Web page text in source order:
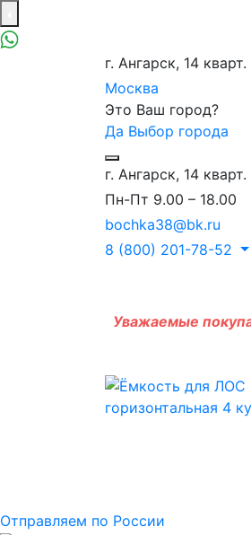
г. Ангарск, 14
Москва
Это Ваш город?
Да Выбор города
г. Ангарск, 14
Пн-Пт 9.00 – 18.00
bochka38@bk.ru
8 (800) 201-78-52
Уважаемые
Отправляем по России